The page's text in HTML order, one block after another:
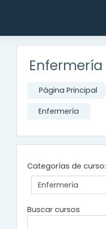
Enfermería
Página Principal
Enfermería
Categorías de curso:
Buscar cursos